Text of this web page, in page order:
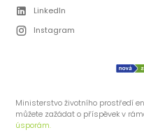
LinkedIn
Instagram
Ministerstvo životního prostředí
můžete zažádat o příspěvek v
úsporám.